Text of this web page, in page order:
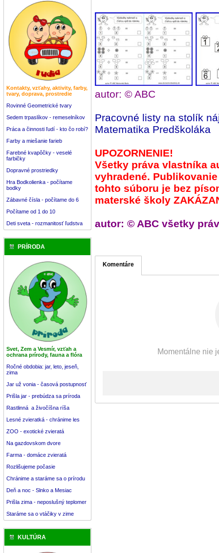
Kontakty, vzťahy, aktivity, farby,
tvary, doprava, prostredie
Rovinné Geometrické tvary
Sedem trpaslíkov - remeselníkov
Práca a činnosti ľudí - kto čo robí?
Farby a miešanie farieb
Farebné kvapôčky - veselé
farbičky
Dopravné prostriedky
Hra Bodkolienka - počítame
bodky
Zábavné čísla - počítame do 6
Počítame od 1 do 10
Deti sveta - rozmanitosť ľudstva
PRÍRODA
Svet, Zem a Vesmír, vzťah a
ochrana prírody, fauna a flóra
Ročné obdobia: jar, leto, jeseň,
zima
Jar už vonia - časová postupnosť
Prišla jar - prebúdza sa príroda
Rastlinná a živočíšna ríša
Lesné zvieratká - chránime les
ZOO - exotické zvieratá
Na gazdovskom dvore
Farma - domáce zvieratá
Rozlišujeme počasie
Chránime a staráme sa o prírodu
Deň a noc - Slnko a Mesiac
Prišla zima - neposlušný teplomer
Staráme sa o vtáčiky v zime
KULTÚRA
autor: © ABC
Pracovné listy na stolík
Matematika Predškoláka
UPOZORNENIE!
Všetky práva vlastníka
vyhradené.
tohto súboru je bez
materské školy
autor: © ABC všetky
Komentáre
Momentálne nie